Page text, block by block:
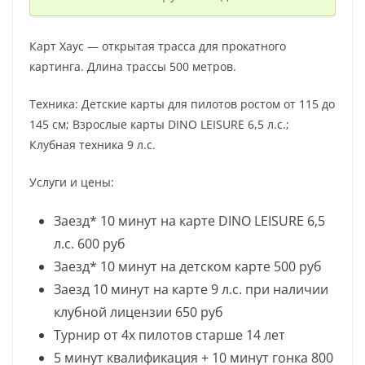
Карт Хаус — открытая трасса для прокатного
картинга. Длина трассы 500 метров.
Техника: Детские карты для пилотов ростом от 115 до
145 см; Взрослые карты DINO LEISURE 6,5 л.с.;
Клубная техника 9 л.с.
Услуги и цены:
Заезд* 10 минут на карте DINO LEISURE 6,5
л.с. 600 руб
Заезд* 10 минут на детском карте 500 руб
Заезд 10 минут на карте 9 л.с. при наличии
клубной лицензии 650 руб
Турнир от 4х пилотов старше 14 лет
5 минут квалификация + 10 минут гонка 800